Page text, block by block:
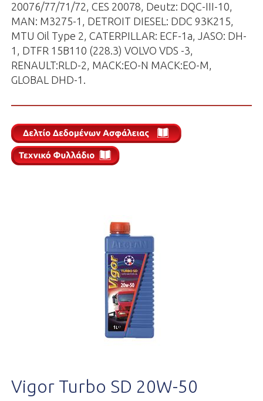
20076/77/71/72, CES 20078, Deutz: DQC-III-10,
MAN: M3275-1, DETROIT DIESEL: DDC 93K215,
MTU Oil Type 2, CATERPILLAR: ECF-1a, JASO: DH-
1, DTFR 15B110 (228.3) VOLVO VDS -3,
RENAULT:RLD-2, MACK:EO-N MACK:EO-M,
GLOBAL DHD-1.
Vigor Turbo SD 20W-50